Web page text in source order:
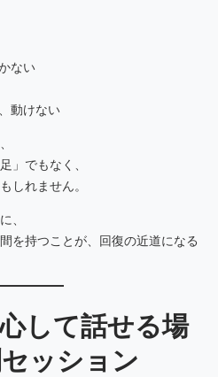
ない
動けない
」でもなく、
しれません。
、
を持つことが、回復の近道になる
して話せる場
ッション